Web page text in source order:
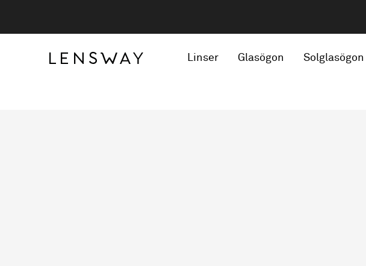
Linser Glasögon Solglasögon